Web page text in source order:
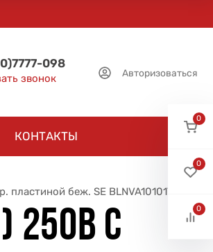
098
звонок Авторизоваться
КОНТАКТЫ
беж. SE BLNVA101017
250В С
0
0
0